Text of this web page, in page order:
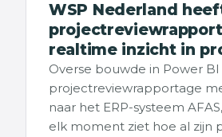
WSP Nederland
realtime inzicht in
Overse bouwde in Power
projectreviewrapportage
naar het ERP-systeem
elk moment ziet hoe al zijn